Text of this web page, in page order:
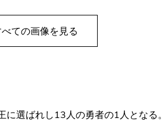
ての画像を見る
に選ばれし13人の勇者の1人となる。